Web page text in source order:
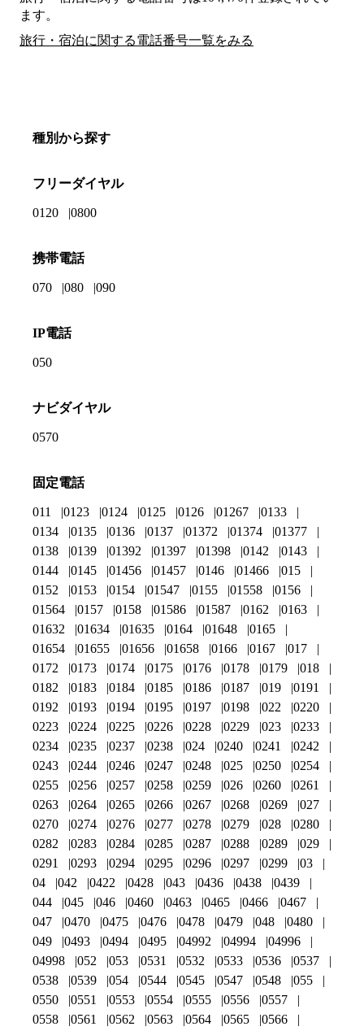
ます。
旅行・宿泊に関する電話番号一覧をみる
種別から探す
フリーダイヤル
0120 0800
携帯電話
070 080 090
IP電話
050
ナビダイヤル
0570
固定電話
011 0123 0124 0125 0126 01267
0133
0134
0135 0136 0137 01372 01374
01377
0138
0139 01392 01397 01398 0142
0143
0144
0145 01456 01457 0146 01466
015
0152
0153 0154 01547 0155 01558
0156
01564
0157 0158 01586 01587 0162
0163
01632
01634 01635 0164 01648
0165
01654
01655 01656 01658 0166 0167
017
0172
0173 0174 0175 0176 0178 0179
018
0182
0183 0184 0185 0186 0187 019
0191
0192
0193 0194 0195 0197 0198 022
0220
0223
0224 0225 0226 0228 0229 023
0233
0234
0235 0237 0238 024 0240 0241
0242
0243
0244 0246 0247 0248 025 0250
0254
0255
0256 0257 0258 0259 026 0260
0261
0263
0264 0265 0266 0267 0268 0269
027
0270
0274 0276 0277 0278 0279 028
0280
0282
0283 0284 0285 0287 0288 0289
029
0291
0293 0294 0295 0296 0297 0299
03
04
042 0422 0428 043 0436 0438
0439
044
045 046 0460 0463 0465 0466
0467
047
0470 0475 0476 0478 0479 048
0480
049
0493 0494 0495 04992 04994
04996
04998
052 053 0531 0532 0533 0536
0537
0538
0539 054 0544 0545 0547 0548
055
0550
0551 0553 0554 0555 0556
0557
0558
0561 0562 0563 0564 0565
0566